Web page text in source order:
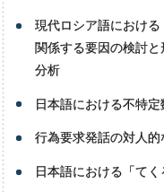
現代ロシア語におけ
関係する要因の検討
分析
日本語における不特
行為要求発話の対人
日本語における「て